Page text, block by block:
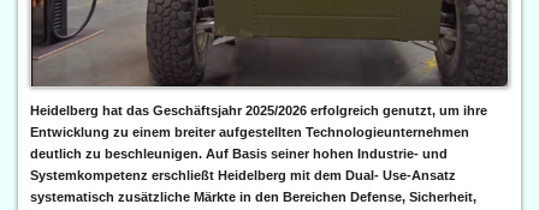
Heidelberg hat das Geschäftsjahr 2025/2026 erfolgreich genutzt, um ihre
Entwicklung zu einem breiter aufgestellten Technologieunternehmen
deutlich zu beschleunigen. Auf Basis seiner hohen Industrie- und
Systemkompetenz erschließt Heidelberg mit dem Dual- Use-Ansatz
systematisch zusätzliche Märkte in den Bereichen Defense, Sicherheit,